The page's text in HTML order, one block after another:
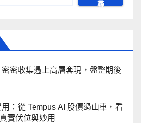
尋
密收集遇上高層套現，盤整期後
：從 Tempus AI 股價過山車，看
實伏位與妙用